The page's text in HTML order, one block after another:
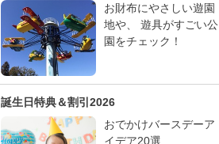
お財布にやさしい遊園
地や、 遊具がすごい公
園をチェック！
誕生日特典＆割引2026
おでかけバースデーア
イデア20選